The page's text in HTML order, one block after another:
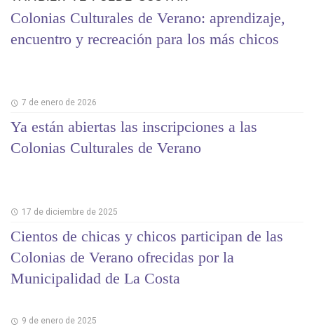
Colonias Culturales de Verano: aprendizaje,
encuentro y recreación para los más chicos
7 de enero de 2026
Ya están abiertas las inscripciones a las
Colonias Culturales de Verano
17 de diciembre de 2025
Cientos de chicas y chicos participan de las
Colonias de Verano ofrecidas por la
Municipalidad de La Costa
9 de enero de 2025